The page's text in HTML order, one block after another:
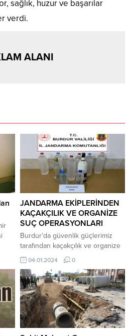
sağlık, huzur ve başarılar
verdi.
ALANI
JANDARMA EKİPLERİNDEN
KAÇAKÇILIK VE ORGANİZE
SUÇ OPERASYONLARI
Burdur’da güvenlik güçlerimiz
tarafından kaçakçılık ve organize
suçlarla mücadele kapsamında
yapılan çalışmalar kararlılıkla
devam etmektedir. Bu kapsamda
İl Jandarma Komutanlığı ekipleri
tarafından 01.12.2023-31.12.2023
tarihleri arasında Cumhuriyet
Başsavcılıkları ile koordineli olarak
yapılan planlı çalışmalar
04.01.2024 0